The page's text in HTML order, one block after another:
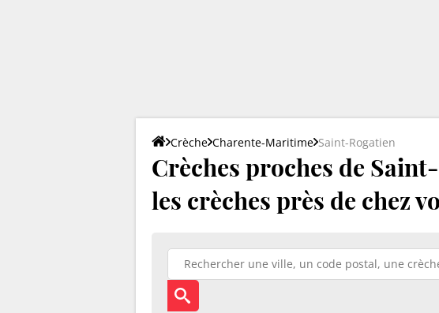
Crèche Charente-Maritime Saint-Rogatien
Crèches proches de
les crèches près de chez